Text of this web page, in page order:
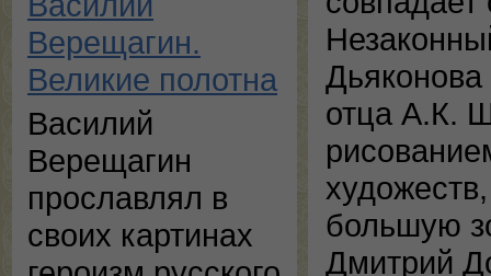
Верещагин.
Великие полотна
Василий
Верещагин
прославлял в
своих картинах
отца А.К.
большую
Дмитрий